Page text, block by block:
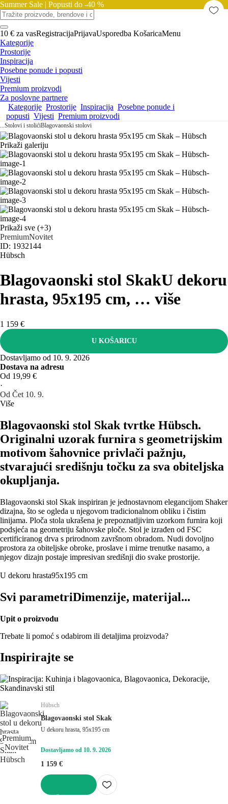
Summer Sale | Popusti do -40 %
10 € za vasRegistracijaPrijavaUsporedba KošaricaMenu
Kategorije
Prostorije
Inspiracija
Posebne ponude i popusti
Vijesti
Premium proizvodi
Za poslovne partnere
Kategorije Prostorije Inspiracija Posebne ponude i
popusti Vijesti Premium proizvodi
...Stolovi i stolićiBlagovaonski stolovi
Prikaži galeriju
Prikaži sve (+3)
PremiumNovitet
ID: 1932144
Hübsch
Blagovaonski stol SkakU dekoru
hrasta, 95x195 cm, … više
1 159 €
U KOŠARICU
Dostavljamo od 10. 9. 2026
Dostava na adresu
Od 19,99 €
·
Od Čet 10. 9.
Više
Blagovaonski stol Skak tvrtke Hübsch.
Originalni uzorak furnira s geometrijskim
motivom šahovnice privlači pažnju,
stvarajući središnju točku za sva obiteljska
okupljanja.
Blagovaonski stol Skak inspiriran je jednostavnom elegancijom Shaker
dizajna, što se ogleda u njegovom tradicionalnom obliku i čistim
linijama. Ploča stola ukrašena je prepoznatljivim uzorkom furnira koji
podsjeća na geometriju šahovske ploče. Stol je izrađen od FSC
certificiranog drva s prirodnom završnom obradom. Nudi dovoljno
prostora za obiteljske obroke, proslave i mirne trenutke nasamo, a
njegov dizajn postaje impresivan središnji dio svake prostorije.
U dekoru hrasta95x195 cm
Svi parametriDimenzije, materijal...
Upit o proizvodu
Trebate li pomoć s odabirom ili detaljima proizvoda?
Inspirirajte se
Premium
Novitet
Hübsch
Blagovaonski stol Skak
U dekoru hrasta, 95x195 cm
Dostavljamo od 10. 9. 2026
1 159 €